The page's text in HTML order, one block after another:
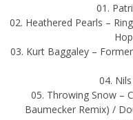
01.
02. Heathered Pearls –
03. Kurt Baggaley –
04.
05. Throwing Snow –
Baumecker Remix) /